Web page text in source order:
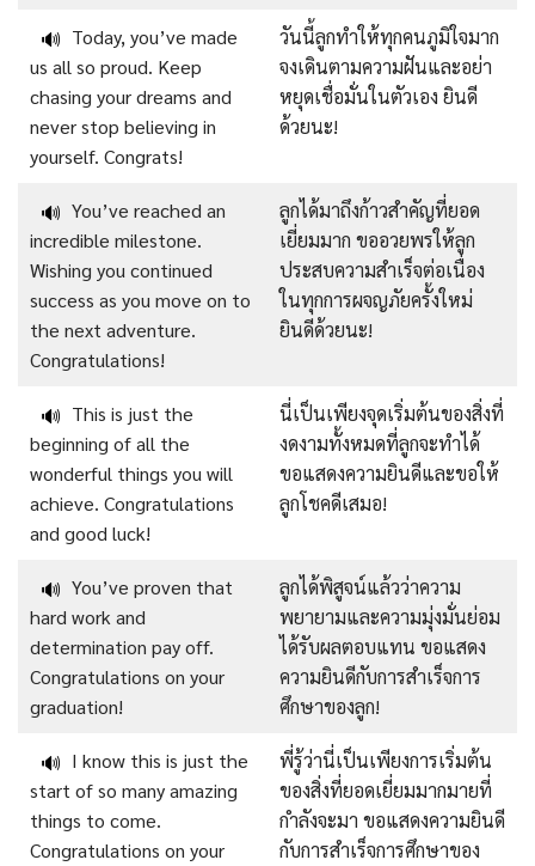
🔊 Today, you’ve made
us all so proud. Keep
chasing your dreams and
never stop believing in
yourself. Congrats!
วันนี้ลูกทำให้ทุกคนภูมิใจมาก
จงเดินตามความฝันและอย่า
หยุดเชื่อมั่นในตัวเอง ยินดี
ด้วยนะ!
🔊 You’ve reached an
incredible milestone.
Wishing you continued
success as you move on to
the next adventure.
Congratulations!
ลูกได้มาถึงก้าวสำคัญที่ยอด
เยี่ยมมาก ขออวยพรให้ลูก
ประสบความสำเร็จต่อเนื่อง
ในทุกการผจญภัยครั้งใหม่
ยินดีด้วยนะ!
🔊 This is just the
beginning of all the
wonderful things you will
achieve. Congratulations
and good luck!
นี่เป็นเพียงจุดเริ่มต้นของสิ่งที่
งดงามทั้งหมดที่ลูกจะทำได้
ขอแสดงความยินดีและขอให้
ลูกโชคดีเสมอ!
🔊 You’ve proven that
hard work and
determination pay off.
Congratulations on your
graduation!
ลูกได้พิสูจน์แล้วว่าความ
พยายามและความมุ่งมั่นย่อม
ได้รับผลตอบแทน ขอแสดง
ความยินดีกับการสำเร็จการ
ศึกษาของลูก!
🔊 I know this is just the
start of so many amazing
things to come.
Congratulations on your
พี่รู้ว่านี่เป็นเพียงการเริ่มต้น
ของสิ่งที่ยอดเยี่ยมมากมายที่
กำลังจะมา ขอแสดงความยินดี
กับการสำเร็จการศึกษาของ